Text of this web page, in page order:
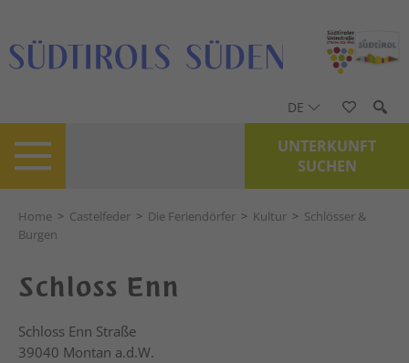
DE
UNTERKUNFT
SUCHEN
Home > Castelfeder > Die Feriendörfer > Kultur > Schlösser &
Burgen
Schloss Enn
Schloss Enn Straße
39040 Montan a.d.W.